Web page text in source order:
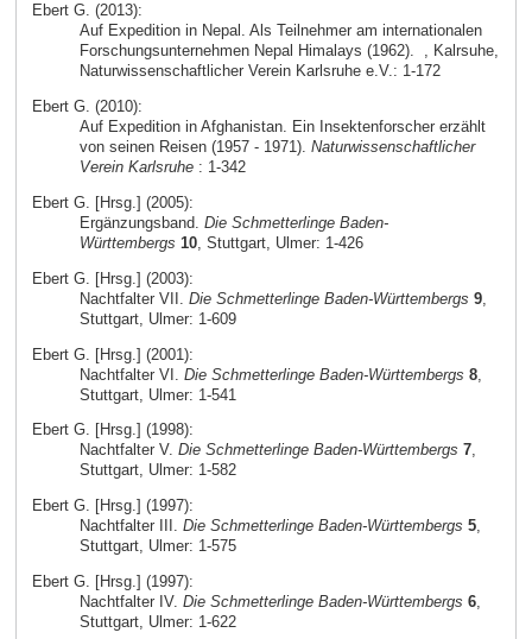
Ebert G. (2013):
Auf Expedition in Nepal. Als Teilnehmer am internationalen
Forschungsunternehmen Nepal Himalays (1962).
, Kalrsuhe,
Naturwissenschaftlicher Verein Karlsruhe e.V.: 1-172
Ebert G. (2010):
Auf Expedition in Afghanistan. Ein Insektenforscher erzählt
von seinen Reisen (1957 - 1971). Naturwissenschaftlicher
Verein Karlsruhe: 1-342
Ebert G. [Hrsg.] (2005):
Ergänzungsband. Die Schmetterlinge Baden-
Württembergs 10, Stuttgart, Ulmer: 1-426
Ebert G. [Hrsg.] (2003):
Nachtfalter VII. Die Schmetterlinge Baden-Württembergs 9,
Stuttgart, Ulmer: 1-609
Ebert G. [Hrsg.] (2001):
Nachtfalter VI. Die Schmetterlinge Baden-Württembergs 8,
Stuttgart, Ulmer: 1-541
Ebert G. [Hrsg.] (1998):
Nachtfalter V. Die Schmetterlinge Baden-Württembergs 7,
Stuttgart, Ulmer: 1-582
Ebert G. [Hrsg.] (1997):
Nachtfalter III. Die Schmetterlinge Baden-Württembergs 5,
Stuttgart, Ulmer: 1-575
Ebert G. [Hrsg.] (1997):
Nachtfalter IV. Die Schmetterlinge Baden-Württembergs 6,
Stuttgart, Ulmer: 1-622